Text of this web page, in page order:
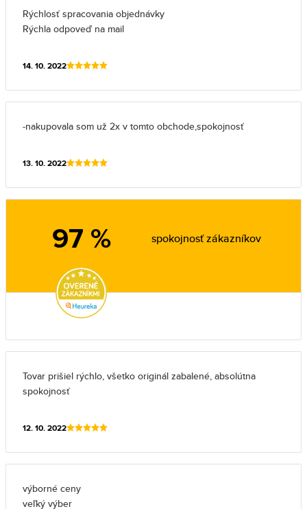
Rýchlosť spracovania objednávky
Rýchla odpoveď na mail
14. 10. 2022
-nakupovala som už 2x v tomto obchode,spokojnosť
13. 10. 2022
97 % spokojnosť zákazníkov
Tovar prišiel rýchlo, všetko originál zabalené, absolútna
spokojnosť
12. 10. 2022
výborné ceny
veľký výber